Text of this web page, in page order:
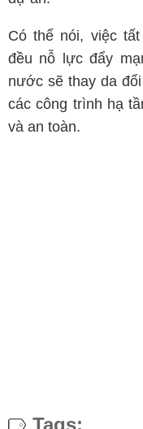
Có thể nói, việc
đều nỗ lực đẩy
nước sẽ thay da
các công trình hạ
và an toàn.
Tags: